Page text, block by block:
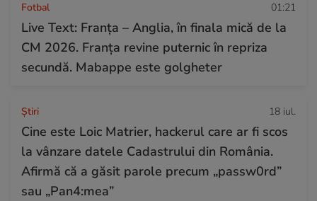
Fotbal 01:21
Live Text: Franța – Anglia, în finala mică de la
CM 2026. Franța revine puternic în repriza
secundă. Mabappe este golgheter
Ştiri 18 iul.
Cine este Loic Matrier, hackerul care ar fi scos
la vânzare datele Cadastrului din România.
Afirmă că a găsit parole precum „passw0rd”
sau „Pan4:mea”